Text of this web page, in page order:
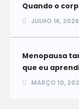
Quando o
JULHO 16, 2026
Menopausa
que eu
MARÇO 10,